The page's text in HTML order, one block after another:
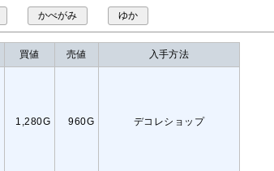
かべがみ ゆか
買値 売値 入手方法
1,280G 960G デコレショップ